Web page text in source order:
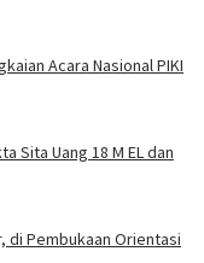
Acara Nasional PIKI
Sita Uang 18 M EL dan
di Pembukaan Orientasi